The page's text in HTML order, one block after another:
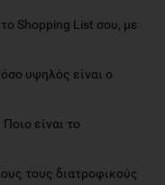
Shopping List σου, με
υψηλός είναι ο
Ποιο είναι το
τους διατροφικούς